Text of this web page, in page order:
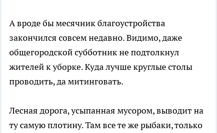
А вроде бы месячник благоустройства
закончился совсем недавно. Видимо, даже
общегородской субботник не подтолкнул
жителей к уборке. Куда лучше круглые столы
проводить, да митинговать.
Лесная дорога, усыпанная мусором, выводит на
ту самую плотину. Там все те же рыбаки, только